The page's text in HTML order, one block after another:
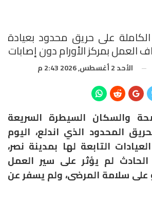
على حريق محدود بعيادة
العمل بمركز الأورام دون إصابات
الأحد 2 أغسطس, 2026 2:43 م
والسكان السيطرة السريعة
المحدود الذي اندلع، اليوم
التابعة لها بمدينة نصر،
لم يؤثر على سير العمل
سلامة المرضى، ولم يسفر عن